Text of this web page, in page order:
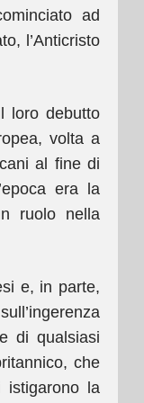
ad
l’Anticristo
loro debutto
volta a
al fine di
era la
ruolo nella
e, in parte,
di qualsiasi
che
istigarono la